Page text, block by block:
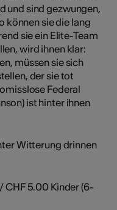
und sind gezwungen,
können sie die lang
sie ein Elite-Team
wird ihnen klar:
müssen sie sich
der sie tot
Federal
ist hinter ihnen
Witterung drinnen
CHF 5.00 Kinder (6-